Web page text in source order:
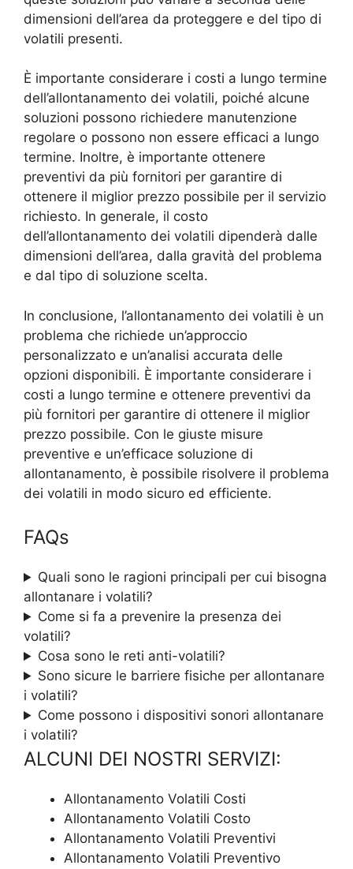
dimensioni dell’area da proteggere e del tipo di
volatili presenti.
È importante considerare i costi a lungo termine
dell’allontanamento dei volatili, poiché alcune
soluzioni possono richiedere manutenzione
regolare o possono non essere efficaci a lungo
termine. Inoltre, è importante ottenere
preventivi da più fornitori per garantire di
ottenere il miglior prezzo possibile per il servizio
richiesto. In generale, il costo
dell’allontanamento dei volatili dipenderà dalle
dimensioni dell’area, dalla gravità del problema
e dal tipo di soluzione scelta.
In conclusione, l’allontanamento dei volatili è un
problema che richiede un’approccio
personalizzato e un’analisi accurata delle
opzioni disponibili. È importante considerare i
costi a lungo termine e ottenere preventivi da
più fornitori per garantire di ottenere il miglior
prezzo possibile. Con le giuste misure
preventive e un’efficace soluzione di
allontanamento, è possibile risolvere il problema
dei volatili in modo sicuro ed efficiente.
FAQs
Quali sono le ragioni principali per cui bisogna
allontanare i volatili?
Come si fa a prevenire la presenza dei
volatili?
Cosa sono le reti anti-volatili?
Sono sicure le barriere fisiche per allontanare
i volatili?
Come possono i dispositivi sonori allontanare
i volatili?
ALCUNI DEI NOSTRI SERVIZI:
Allontanamento Volatili Costi
Allontanamento Volatili Costo
Allontanamento Volatili Preventivi
Allontanamento Volatili Preventivo